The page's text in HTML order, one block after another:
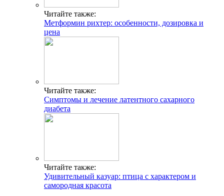
Читайте также:
Метформин рихтер: особенности, дозировка и
цена
Читайте также:
Симптомы и лечение латентного сахарного
диабета
Читайте также:
Удивительный казуар: птица с характером и
самородная красота